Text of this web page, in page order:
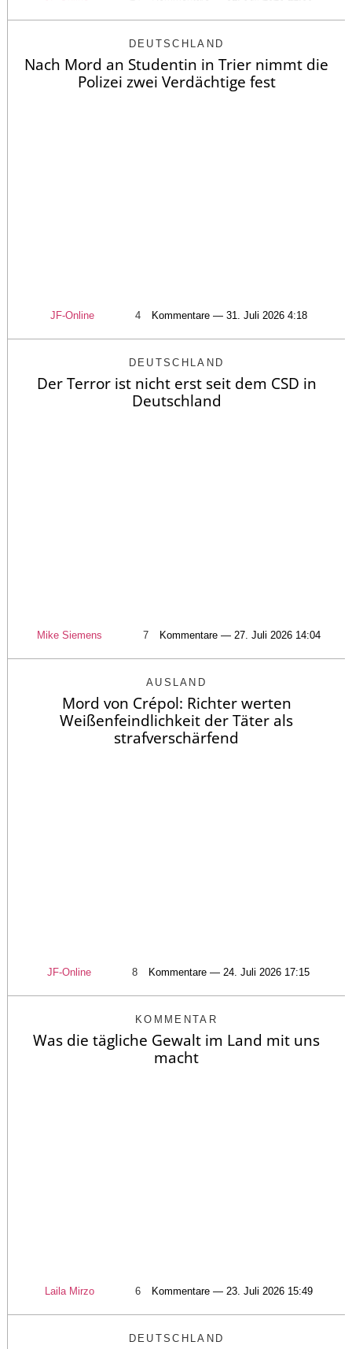
DEUTSCHLAND
Nach Mord an Studentin in Trier nimmt die
Polizei zwei Verdächtige fest
JF-Online 4 Kommentare — 31. Juli 2026 4:18
DEUTSCHLAND
Der Terror ist nicht erst seit dem CSD in
Deutschland
Mike Siemens 7 Kommentare — 27. Juli 2026 14:04
AUSLAND
Mord von Crépol: Richter werten
Weißenfeindlichkeit der Täter als
strafverschärfend
JF-Online 8 Kommentare — 24. Juli 2026 17:15
KOMMENTAR
Was die tägliche Gewalt im Land mit uns
macht
Laila Mirzo 6 Kommentare — 23. Juli 2026 15:49
DEUTSCHLAND